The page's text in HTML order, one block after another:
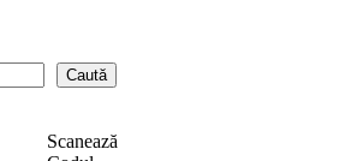
Caută
Scanează